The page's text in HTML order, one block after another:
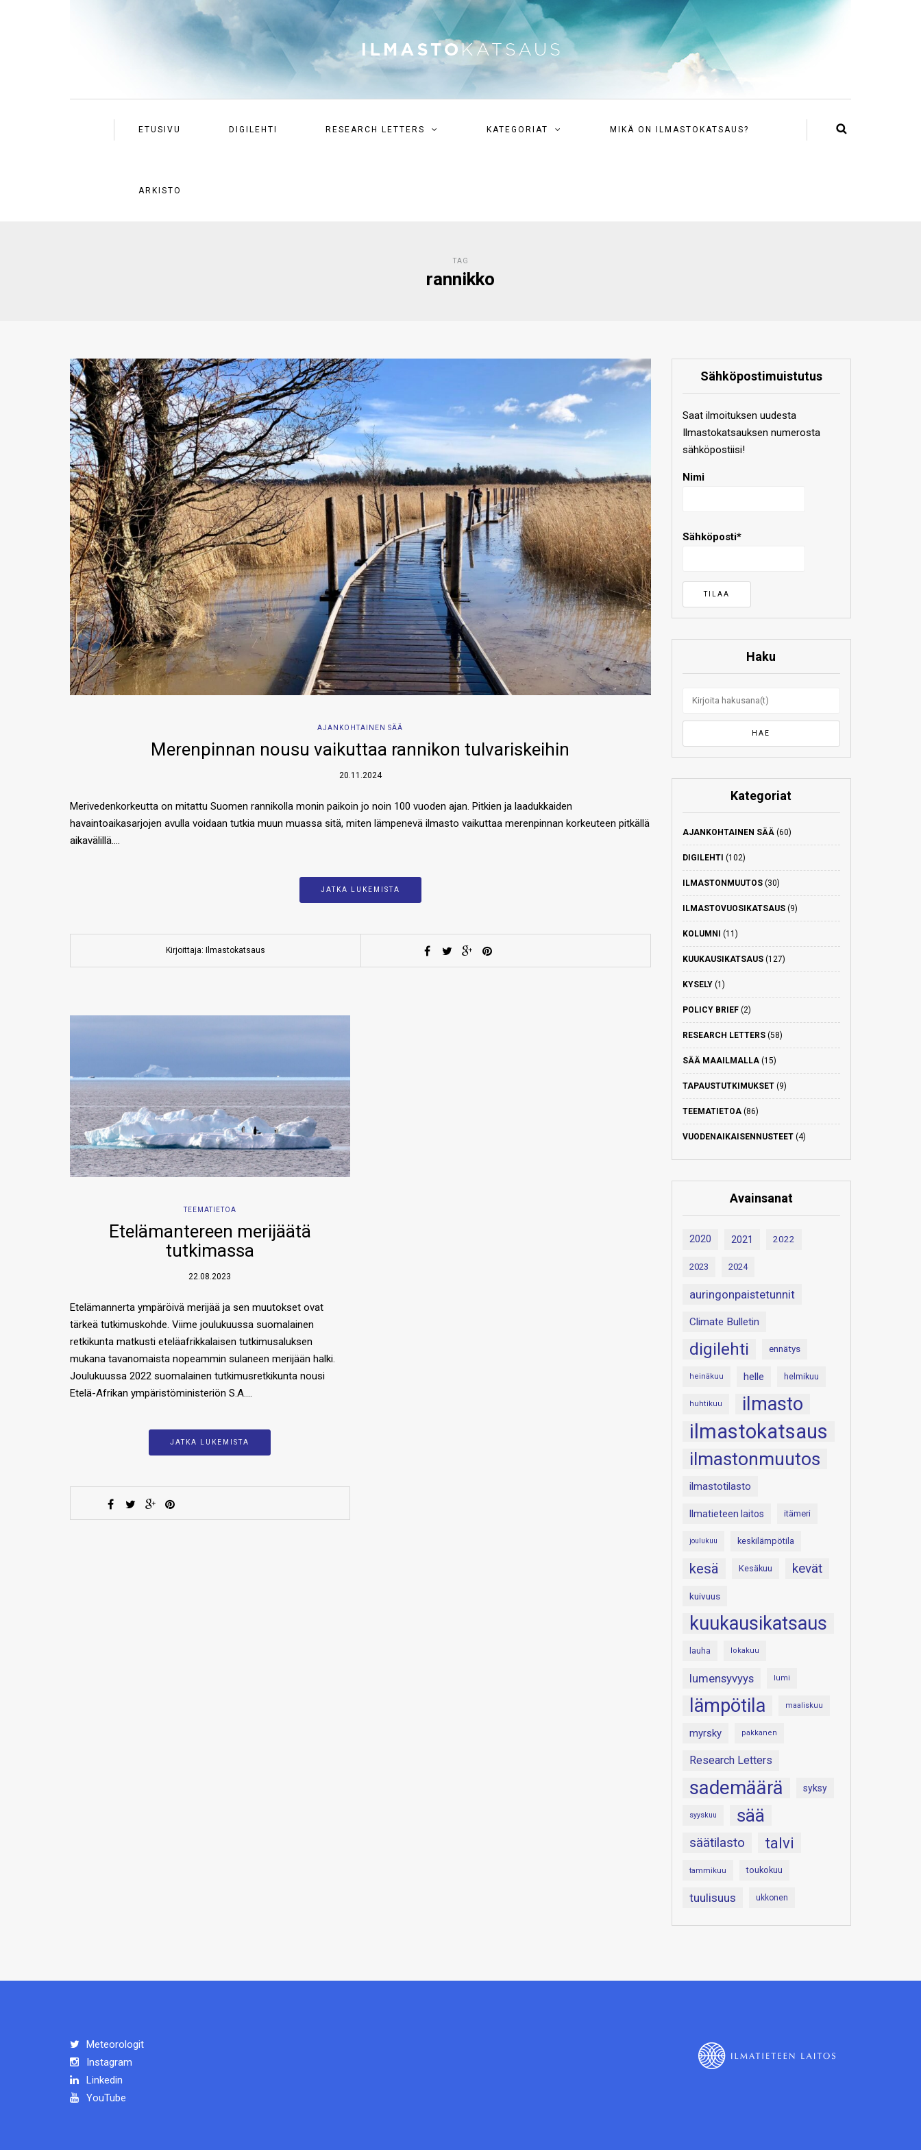
ETUSIVU DIGILEHTI RESEARCH LETTERS KATEGORIAT MIKÄ ON ILMASTOKATSAUS?
ARKISTO
TAG
rannikko
AJANKOHTAINEN SÄÄ
Merenpinnan nousu vaikuttaa rannikon tulvariskeihin
20.11.2024
Merivedenkorkeutta on mitattu Suomen rannikolla monin paikoin jo noin 100 vuoden ajan. Pitkien ja laadukkaiden
havaintoaikasarjojen avulla voidaan tutkia muun muassa sitä, miten lämpenevä ilmasto vaikuttaa merenpinnan korkeuteen pitkällä
aikavälillä….
JATKA LUKEMISTA
Kirjoittaja: Ilmastokatsaus
TEEMATIETOA
Etelämantereen merijäätä
tutkimassa
22.08.2023
Etelämannerta ympäröivä merijää ja sen muutokset ovat
tärkeä tutkimuskohde. Viime joulukuussa suomalainen
retkikunta matkusti eteläafrikkalaisen tutkimusaluksen
mukana tavanomaista nopeammin sulaneen merijään halki.
Joulukuussa 2022 suomalainen tutkimusretkikunta nousi
Etelä-Afrikan ympäristöministeriön S.A….
JATKA LUKEMISTA
Sähköpostimuistutus
Saat ilmoituksen uudesta
Ilmastokatsauksen numerosta
sähköpostiisi!
Nimi
Sähköposti*
Haku
Kategoriat
AJANKOHTAINEN SÄÄ(60)
DIGILEHTI (102)
ILMASTONMUUTOS(30)
ILMASTOVUOSIKATSAUS(9)
KOLUMNI (11)
KUUKAUSIKATSAUS(127)
KYSELY(1)
POLICY BRIEF(2)
RESEARCH LETTERS(58)
SÄÄ MAAILMALLA(15)
TAPAUSTUTKIMUKSET(9)
TEEMATIETOA(86)
VUODENAIKAISENNUSTEET(4)
Avainsanat
2020 2021 2022
2023 2024
auringonpaistetunnit
Climate Bulletin
digilehti ennätys
heinäkuu helle helmikuu
huhtikuu ilmasto
ilmastokatsaus
ilmastonmuutos
ilmastotilasto
Ilmatieteen laitos itämeri
joulukuu keskilämpötila
kesä Kesäkuu kevät
kuivuus
kuukausikatsaus
lauha lokakuu
lumensyvyys lumi
lämpötila maaliskuu
myrsky pakkanen
Research Letters
sademäärä syksy
syyskuu sää
säätilasto talvi
tammikuu toukokuu
tuulisuus ukkonen
Meteorologit
Instagram
Linkedin
YouTube